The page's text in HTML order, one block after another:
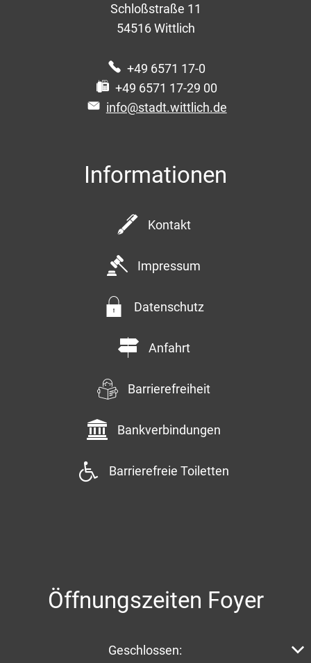
Schloßstraße 11
54516 Wittlich
+49 6571 17-0
+49 6571 17-29 00
info@stadt.wittlich.de
Informationen
Kontakt
Impressum
Datenschutz
Anfahrt
Barrierefreiheit
Bankverbindungen
Barrierefreie Toiletten
Öffnungszeiten Foyer
Klicken, um weitere Öffnungs- oder Schließzeiten
Geschlossen: